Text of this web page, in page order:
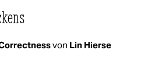
von Lin Hierse